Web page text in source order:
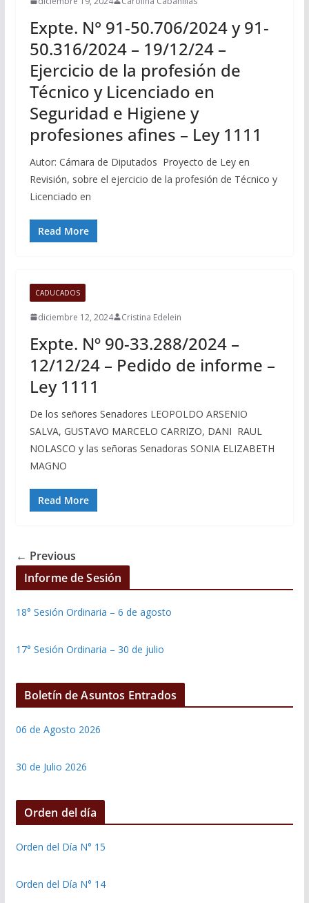
Expte. N° 91-50.706/2024 y 91-
50.316/2024 – 19/12/24 –
Ejercicio de la profesión de
Técnico y Licenciado en
Seguridad e Higiene y
profesiones afines – Ley 1111
Autor: Cámara de Diputados Proyecto de Ley en
Revisión, sobre el ejercicio de la profesión de Técnico y
Licenciado en
Read More
CADUCADOS
diciembre 12, 2024 Cristina Edelein
Expte. Nº 90-33.288/2024 –
12/12/24 – Pedido de informe –
Ley 1111
De los señores Senadores LEOPOLDO ARSENIO
SALVA, GUSTAVO MARCELO CARRIZO, DANI RAUL
NOLASCO y las señoras Senadoras SONIA ELIZABETH
MAGNO
Read More
← Previous
Informe de Sesión
18° Sesión Ordinaria – 6 de agosto
17° Sesión Ordinaria – 30 de julio
Boletín de Asuntos Entrados
06 de Agosto 2026
30 de Julio 2026
Orden del día
Orden del Día N° 15
Orden del Día N° 14